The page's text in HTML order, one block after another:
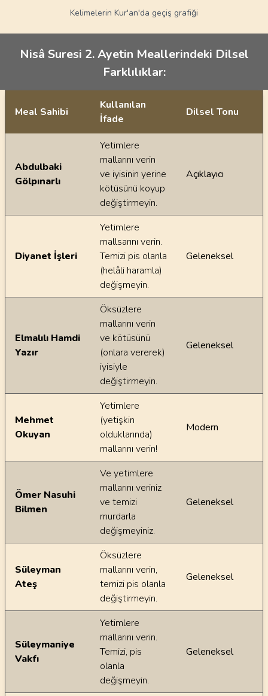
Kelimelerin Kur'an'da geçiş grafiği
Nisâ Suresi 2. Ayetin Meallerindeki Dilsel
Farklılıklar:
Ayetin meallerindeki dilsel farklılıklar
Meal Sahibi
Kullanılan
İfade
Dilsel Tonu
Abdulbaki
Gölpınarlı
Yetimlere
mallarını verin
ve iyisinin yerine
kötüsünü koyup
değiştirmeyin.
Açıklayıcı
Diyanet İşleri
Yetimlere
mallsarını verin.
Temizi pis olanla
(helâli haramla)
değişmeyin.
Geleneksel
Elmalılı Hamdi
Yazır
Öksüzlere
mallarını verin
ve kötüsünü
(onlara vererek)
iyisiyle
değiştirmeyin.
Geleneksel
Mehmet
Okuyan
Yetimlere
(yetişkin
olduklarında)
mallarını verin!
Modern
Ömer Nasuhi
Bilmen
Ve yetimlere
mallarını veriniz
ve temizi
murdarla
değişmeyiniz.
Geleneksel
Süleyman
Ateş
Öksüzlere
mallarını verin,
temizi pis olanla
değiştirmeyin.
Geleneksel
Süleymaniye
Vakfı
Yetimlere
mallarını verin.
Temizi, pis
olanla
değişmeyin.
Geleneksel